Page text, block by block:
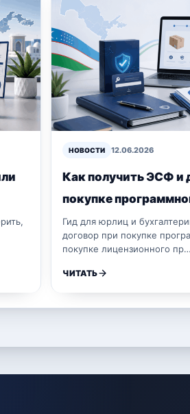
НОВОСТИ 12.06.2026
Как получить ЭСФ и
покупке
Гид для юрлиц и
договор при покупке
покупке лицензионного пр…
ЧИТАТЬ